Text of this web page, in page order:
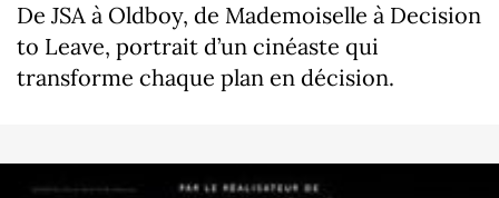
De JSA à Oldboy, de Mademoiselle à Decision
to Leave, portrait d’un cinéaste qui
transforme chaque plan en décision.